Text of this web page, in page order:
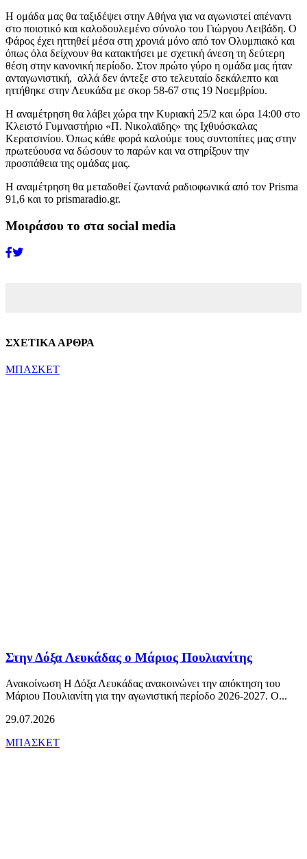
Η ομάδα μας θα ταξιδέψει στην Αθήνα για να αγωνιστεί απέναντι
στο ποιοτικό και καλοδουλεμένο σύνολο του Γιώργου Λειβάδη. Ο
Φάρος έχει ηττηθεί μέσα στη χρονιά μόνο από τον Ολυμπιακό και
όπως όλα δείχνουν θα κατακτήσει με σχετική άνεση τη δεύτερη
θέση στην κανονική περίοδο. Στον πρώτο γύρο η ομάδα μας ήταν
ανταγωνιστική, αλλά δεν άντεξε στο τελευταίο δεκάλεπτο και
ηττήθηκε στην Λευκάδα με σκορ 58-67 στις 19 Νοεμβρίου.
Η αναμέτρηση θα λάβει χώρα την Κυριακή 25/2 και ώρα 14:00 στο
Κλειστό Γυμναστήριο «Π. Νικολαϊδης» της Ιχθυόσκαλας
Κερατσινίου. Όπως κάθε φορά καλούμε τους συντοπίτες μας στην
πρωτεύουσα να δώσουν το παρών και να στηρίξουν την
προσπάθεια της ομάδας μας.
Η αναμέτρηση θα μεταδοθεί ζωντανά ραδιοφωνικά από τον Prisma
91,6 και το prismaradio.gr.
Μοιράσου το στα social media
ΣΧΕΤΙΚΑ ΑΡΘΡΑ
ΜΠΑΣΚΕΤ
Στην Δόξα Λευκάδας ο Μάριος Πουλιανίτης
Ανακοίνωση Η Δόξα Λευκάδας ανακοινώνει την απόκτηση του
Μάριου Πουλιανίτη για την αγωνιστική περίοδο 2026-2027. Ο...
29.07.2026
ΜΠΑΣΚΕΤ